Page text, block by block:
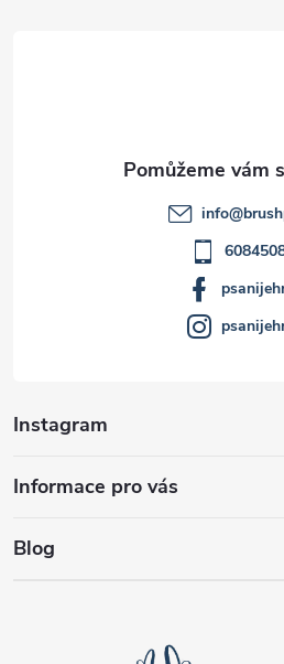
Instagram
Informace pro vás
Blog
info@